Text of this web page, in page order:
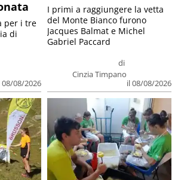
08/08/2026
per i tre
di
di
Cinzia Timpano
il 08/08/2026
I primi a raggiungere la vetta
del Monte Bianco furono
Jacques Balmat e Michel
Gabriel Paccard